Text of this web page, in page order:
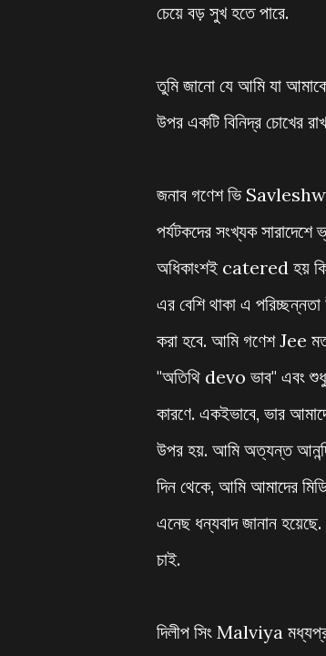
চেয়ে বড় সুখ হতে পারে.
তুমি জানো যে আমি যা
উপর একটি বিনিদ্র চোখের
জনাব গণেশ ভি
পর্যটকদের সংখ্যক সারাদেশে
অধিকাংশই catered হয়
এর বেশি থাকা এ
করা হবে. আমি গণেশ Jee
"অতিথি devo ভাব" এবং শুধু
কারণে. একইভাবে, ভার
উপর হয়. আমি অত্যন্ত
দিন থেকে, আমি আমাদের
এনেছ ধন্যবাদ জানান
চাই.
দিলীপ সিং Malviya